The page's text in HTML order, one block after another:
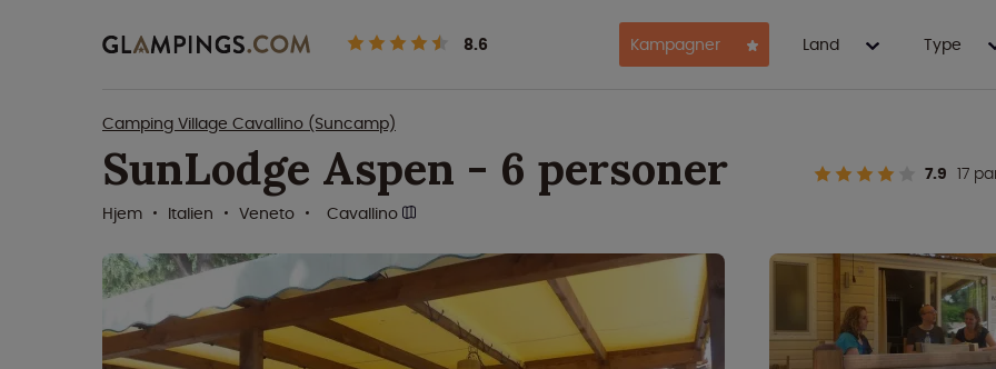
8.6 Kampagner Land Type
Camping Village Cavallino (Suncamp)
SunLodge Aspen - 6 personer 7.9 17
Hjem
Italien Veneto Cavallino